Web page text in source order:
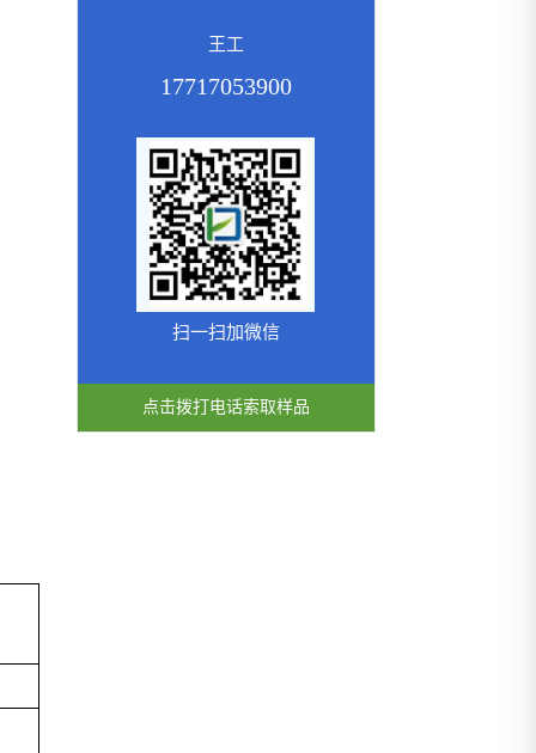
王工
17717053900
扫一扫加微信
点击拨打电话索取样品